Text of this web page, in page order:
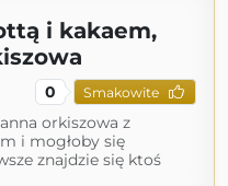
i kakaem,
0 Smakowite
orkiszowa z
i mogłoby się
znajdzie się ktoś